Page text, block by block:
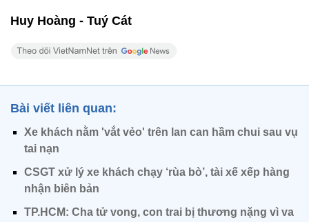
Huy Hoàng - Tuý Cát
Bài viết liên quan:
Xe khách nằm 'vắt vẻo' trên lan can hầm chui sau vụ
tai nạn
CSGT xử lý xe khách chạy ‘rùa bò’, tài xế xếp hàng
nhận biên bản
TP.HCM: Cha tử vong, con trai bị thương nặng vì va